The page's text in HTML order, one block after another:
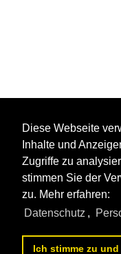
Diese Webseite
Inhalte und
Zugriffe zu
stimmen Sie der
zu. Mehr erfahren:
Datenschutz ,
Ich stimme zu und